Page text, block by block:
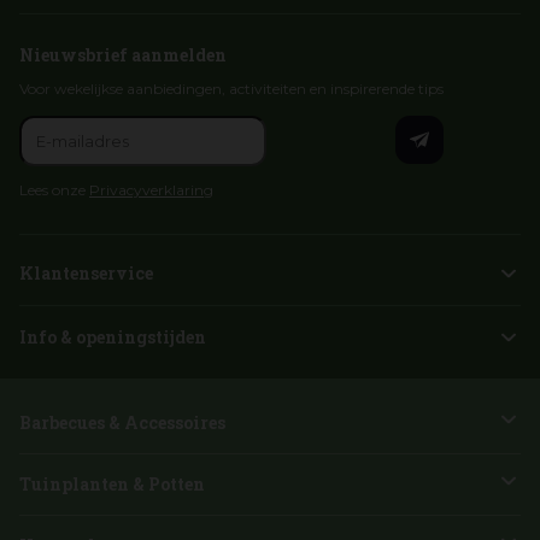
Nieuwsbrief aanmelden
Voor wekelijkse aanbiedingen, activiteiten en inspirerende tips
Lees onze Privacyverklaring
Klantenservice
Info & openingstijden